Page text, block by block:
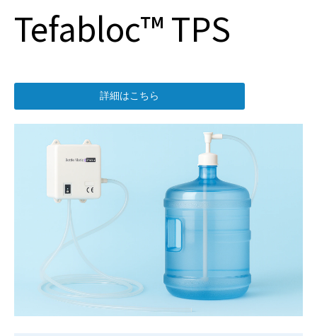
Tefabloc™ TPS
詳細はこちら